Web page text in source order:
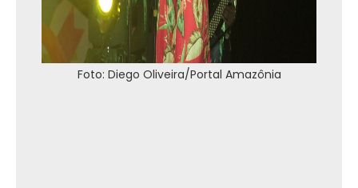
Foto: Diego Oliveira/Portal Amazônia